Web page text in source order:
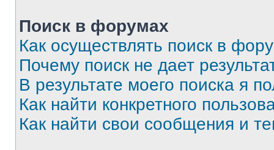
Поиск в форумах
Как осуществлять поиск в
Почему поиск не дает
В результате моего поиска я
Как найти конкретного
Как найти свои сообщения и